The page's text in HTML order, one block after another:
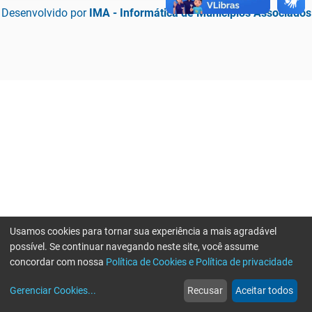
Desenvolvido por IMA - Informática de Municípios Associados
web
Notícias
more_horiz
Mais
Usamos cookies para tornar sua experiência a mais agradável
possível. Se continuar navegando neste site, você assume
concordar com nossa Política de Cookies e Política de privacidade
Gerenciar Cookies... Recusar Aceitar todos
Erro ao enviar informações, por favor tente novamente